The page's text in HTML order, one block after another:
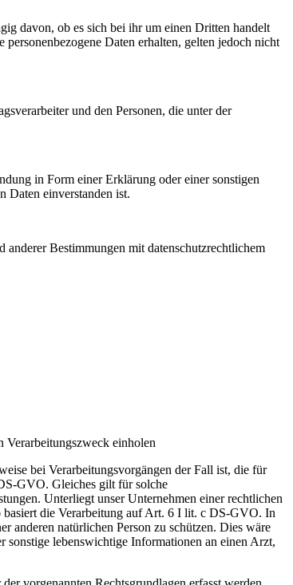
davon, ob es sich bei ihr um einen Dritten handelt
Daten erhalten, gelten jedoch nicht
und den Personen, die unter der
in Form einer Erklärung oder einer sonstigen
Daten einverstanden ist.
Bestimmungen mit datenschutzrechtlichem
einholen
bei Verarbeitungsvorgängen der Fall ist, die für
GVO. Gleiches gilt für solche
Unterliegt unser Unternehmen einer rechtlichen
die Verarbeitung auf Art. 6 I lit. c DS-GVO. In
anderen natürlichen Person zu schützen. Dies wäre
sonstige lebenswichtige Informationen an einen Arzt,